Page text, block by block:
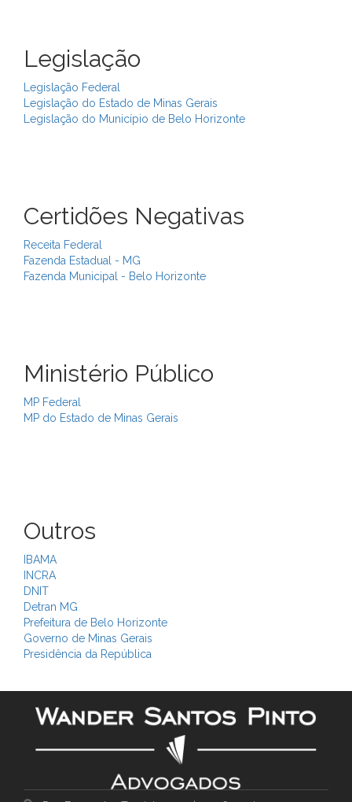
Legislação
Legislação Federal
Legislação do Estado de Minas Gerais
Legislação do Município de Belo Horizonte
Certidões Negativas
Receita Federal
Fazenda Estadual - MG
Fazenda Municipal - Belo Horizonte
Ministério Público
MP Federal
MP do Estado de Minas Gerais
Outros
IBAMA
INCRA
DNIT
Detran MG
Prefeitura de Belo Horizonte
Governo de Minas Gerais
Presidência da República